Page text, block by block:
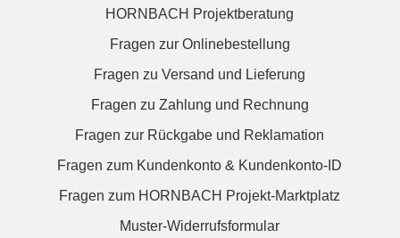
HORNBACH Projektberatung
Fragen zur Onlinebestellung
Fragen zu Versand und Lieferung
Fragen zu Zahlung und Rechnung
Fragen zur Rückgabe und Reklamation
Fragen zum Kundenkonto & Kundenkonto-ID
Fragen zum HORNBACH Projekt-Marktplatz
Muster-Widerrufsformular